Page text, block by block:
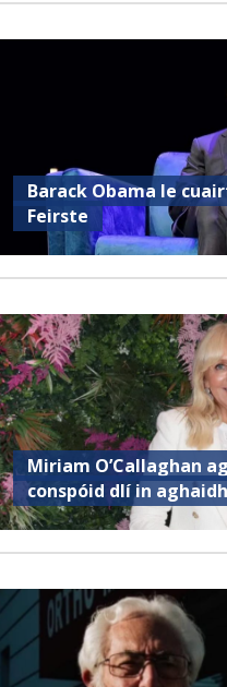
Barack Obama le
Feirste
Miriam O’Callaghan
conspóid dlí in